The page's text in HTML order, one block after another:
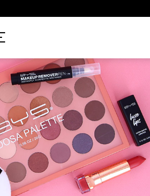
populaires
Blush